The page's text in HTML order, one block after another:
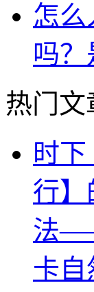
怎
吗？
热门文
时
行】
法
卡自